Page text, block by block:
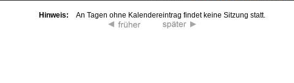
Hinweis: An Tagen ohne Kalendereintrag findet keine Sitzung statt.